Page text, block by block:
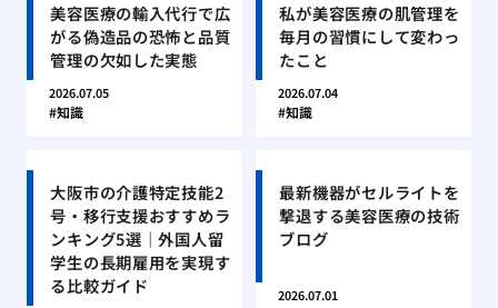
美容医療の輸入代行で広
がる偽造品の恐怖と品質
管理の欠如した実態
2026.07.05
知識
私が美容医療の肌管理を
毎月の習慣にして変わっ
たこと
2026.07.04
知識
大阪市の介護特定技能2
号・移行支援おすすめラ
ンキング5選｜外国人留
学生の長期雇用を実現す
る比較ガイド
最新機器がセルライトを
撃退する美容医療の技術
ブログ
2026.07.01